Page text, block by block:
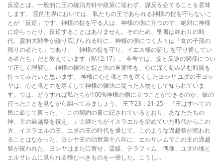
反逆とは、一般的に王の統治方針や政策に従わず、謀反を企てることを意味
します。 霊的世界においては、私たちの王であられる神様の掟を守らないこ
とが「反逆」です。神様の掟を守る人は、神様の側に立つので、絶対に神様
に逆らったり、反逆することはありません。そのため、聖書は終わりの時
代、霊的大戦争が繰り広げられる時に、神様の側につく人々は「女の子孫の
残りの者たち」であり、「神様の掟を守り、イエス様の証し を守り通してい
る者たち」だと教えています（黙12:17）。 今号では、掟と反逆の関係につい
て正しく理解し、神様の律法と掟と法の重要性を、心に深く刻み込む時間を
持ってみたいと思います。 神様に心と魂と力を尽くしたヨシヤ ユダの王ヨシ
ヤは、心と魂と力を尽くして神様の律法に従った人物として知られていま
す。では、どうすれば私たちが100%神様の側に立つことができるのか、彼の
行ったことを見ながら調べてみましょう。 王下23：21-25 『王はすべての
民に命じて言った。「この契約の書に記されているとおり、あなたたちの
神、主の過越祭を祝え。」士師たちがイスラエルを治めていた時代からこの
方、イスラエルの王、ユダの王の時代を通じて、このような過越祭が祝われ
ることはなかった。ヨシヤ王の治世第十八年に、エルサレムでこの主の過越
祭が祝われた。ヨシヤはまた口寄せ、霊媒、テラフィム、偶像、ユダの地と
エルサレムに見られる憎むべきものを一掃した。こうし...